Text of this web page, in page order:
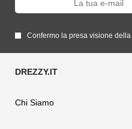
Confermo la presa visione della
Chi Siamo